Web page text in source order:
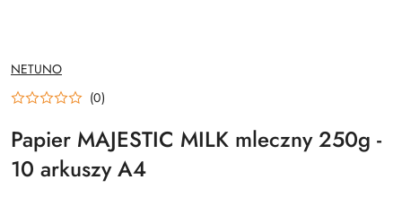
NAZWA
PRODUCENTA:
NETUNO
(0)
Papier MAJESTIC MILK mleczny 250g -
10 arkuszy A4